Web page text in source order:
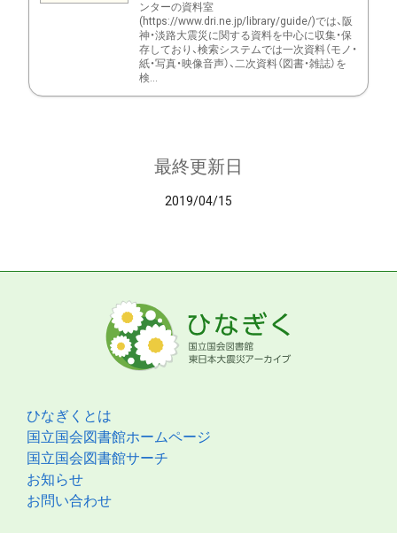
ンターの資料室
(https://www.dri.ne.jp/library/guide/)では、阪
神・淡路大震災に関する資料を中心に収集・保
存しており、検索システムでは一次資料（モノ・
紙・写真・映像音声）、二次資料（図書・雑誌）を
検...
最終更新日
2019/04/15
ひなぎくとは
国立国会図書館ホームページ
国立国会図書館サーチ
お知らせ
お問い合わせ